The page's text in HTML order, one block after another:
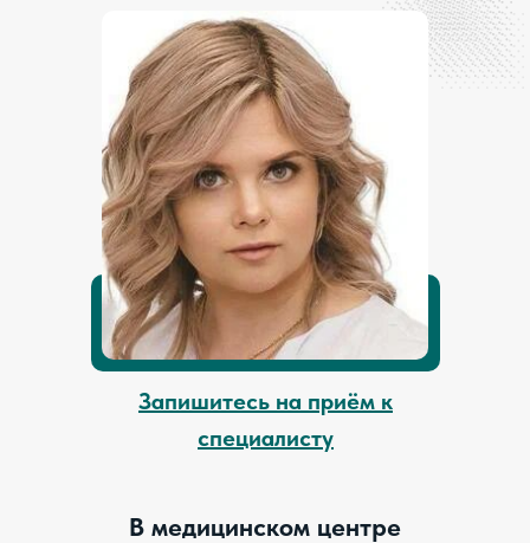
В медицинском центре
Запишитесь на приём к
специалисту